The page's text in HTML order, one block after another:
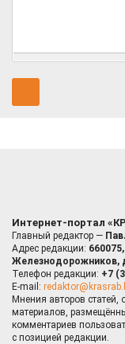
Интернет-портал
Главный редактор —
Адрес редакции:
Железнодорожников,
Телефон редакции: +7
E-mail:
Мнения авторов статей,
материалов,
комментариев
с позицией редакции.